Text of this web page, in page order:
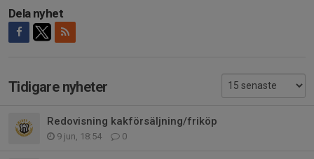
Dela nyhet
Tidigare nyheter
Redovisning kakförsäljning/friköp
9 jun, 18:54 0